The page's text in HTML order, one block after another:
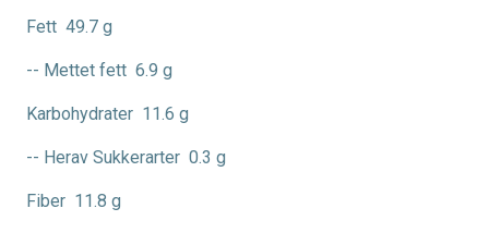
Fett 49.7 g
-- Mettet fett 6.9 g
Karbohydrater 11.6 g
-- Herav Sukkerarter 0.3 g
Fiber 11.8 g